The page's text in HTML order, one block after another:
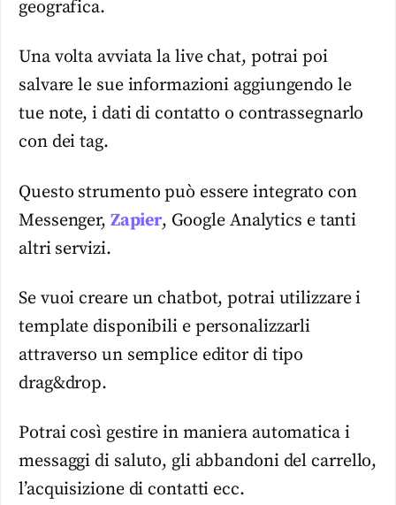
geografica.
Una volta avviata la live chat, potrai poi
salvare le sue informazioni aggiungendo le
tue note, i dati di contatto o contrassegnarlo
con dei tag.
Questo strumento può essere integrato con
Messenger, Zapier, Google Analytics e tanti
altri servizi.
Se vuoi creare un chatbot, potrai utilizzare i
template disponibili e personalizzarli
attraverso un semplice editor di tipo
drag&drop.
Potrai così gestire in maniera automatica i
messaggi di saluto, gli abbandoni del carrello,
l’acquisizione di contatti ecc.